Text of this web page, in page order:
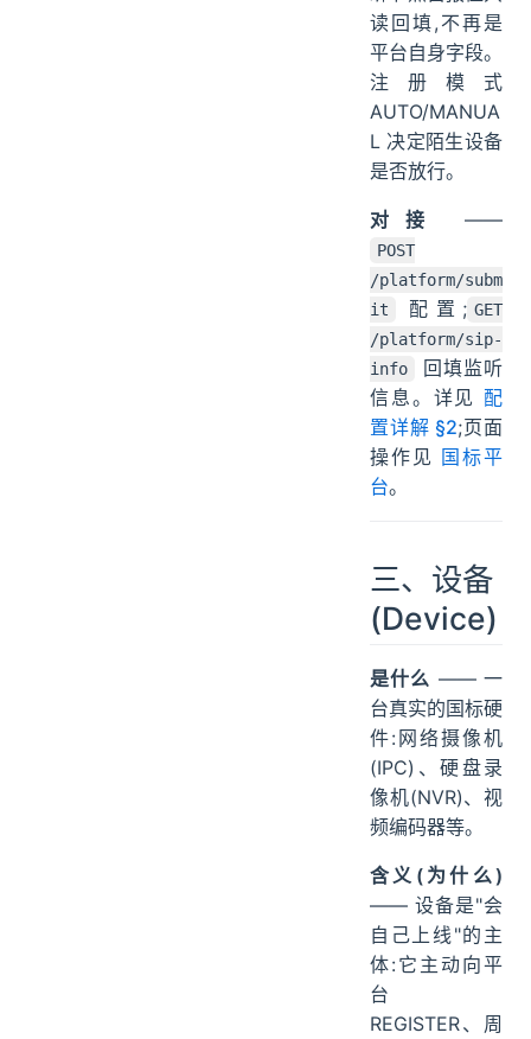
读回填,不再是
平台自身字段。
注册模式
AUTO/MANUA
L 决定陌生设备
是否放行。
对接 ——
POST
/platform/subm
it
配置; GET
/platform/sip-
info
回填监听
信息。详见 配
置详解 §2;页面
操作见 国标平
台。
三、设备
(Device)
是什么 —— 一
台真实的国标硬
件:网络摄像机
(IPC)、硬盘录
像机(NVR)、视
频编码器等。
含义(为什么)
—— 设备是"会
自己上线"的主
体:它主动向平
台
REGISTER、周